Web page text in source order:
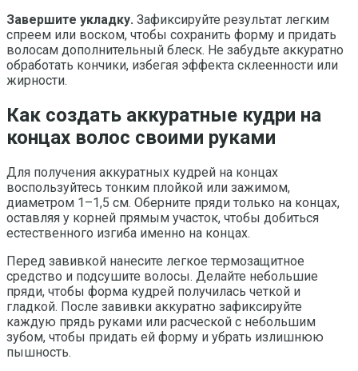
Завершите укладку. Зафиксируйте результат легким
спреем или воском, чтобы сохранить форму и придать
волосам дополнительный блеск. Не забудьте аккуратно
обработать кончики, избегая эффекта склеенности или
жирности.
Как создать аккуратные кудри на
концах волос своими руками
Для получения аккуратных кудрей на концах
воспользуйтесь тонким плойкой или зажимом,
диаметром 1–1,5 см. Оберните пряди только на концах,
оставляя у корней прямым участок, чтобы добиться
естественного изгиба именно на концах.
Перед завивкой нанесите легкое термозащитное
средство и подсушите волосы. Делайте небольшие
пряди, чтобы форма кудрей получилась четкой и
гладкой. После завивки аккуратно зафиксируйте
каждую прядь руками или расческой с небольшим
зубом, чтобы придать ей форму и убрать излишнюю
пышность.